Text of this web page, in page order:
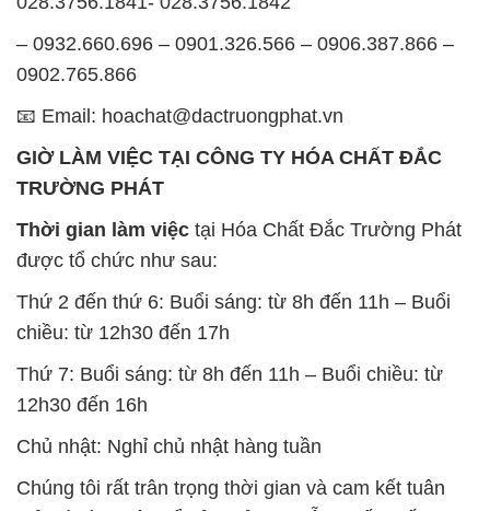
– 0932.660.696 – 0901.326.566 – 0906.387.866 –
0902.765.866
📧 Email: hoachat@dactruongphat.vn
GIỜ LÀM VIỆC TẠI CÔNG TY HÓA CHẤT ĐẮC
TRƯỜNG PHÁT
Thời gian làm việc tại Hóa Chất Đắc Trường Phát
được tổ chức như sau:
Thứ 2 đến thứ 6: Buổi sáng: từ 8h đến 11h – Buổi
chiều: từ 12h30 đến 17h
Thứ 7: Buổi sáng: từ 8h đến 11h – Buổi chiều: từ
12h30 đến 16h
Chủ nhật: Nghỉ chủ nhật hàng tuần
Chúng tôi rất trân trọng thời gian và cam kết tuân